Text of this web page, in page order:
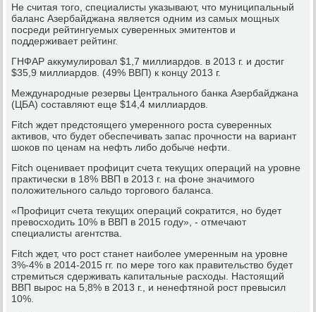
Не считая того, специалисты указывают, что муниципальный
баланс Азербайджана является одним из самых мощных
посреди рейтингуемых суверенных эмитентов и
поддерживает рейтинг.
ГНФАР аккумулировал $1,7 миллиардов. в 2013 г. и достиг
$35,9 миллиардов. (49% ВВП) к концу 2013 г.
Международные резервы Центрального банка Азербайджана
(ЦБА) составляют еще $14,4 миллиардов.
Fitch ждет предстоящего умеренного роста суверенных
активов, что будет обеспечивать запас прочности на вариант
шоков по ценам на нефть либо добыче нефти.
Fitch оценивает профицит счета текущих операций на уровне
практически в 18% ВВП в 2013 г. на фоне значимого
положительного сальдо торгового баланса.
«Профицит счета текущих операций сократится, но будет
превосходить 10% в ВВП в 2015 году», - отмечают
специалисты агентства.
Fitch ждет, что рост станет наиболее умеренным на уровне
3%-4% в 2014-2015 гг. по мере того как правительство будет
стремиться сдерживать капитальные расходы. Настоящий
ВВП вырос на 5,8% в 2013 г., и ненефтяной рост превысил
10%.